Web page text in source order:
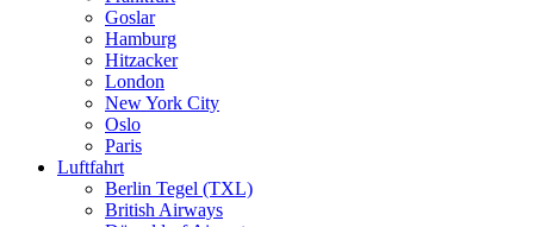
Goslar
Hamburg
Hitzacker
London
New York City
Oslo
Paris
Luftfahrt
Berlin Tegel (TXL)
British Airways